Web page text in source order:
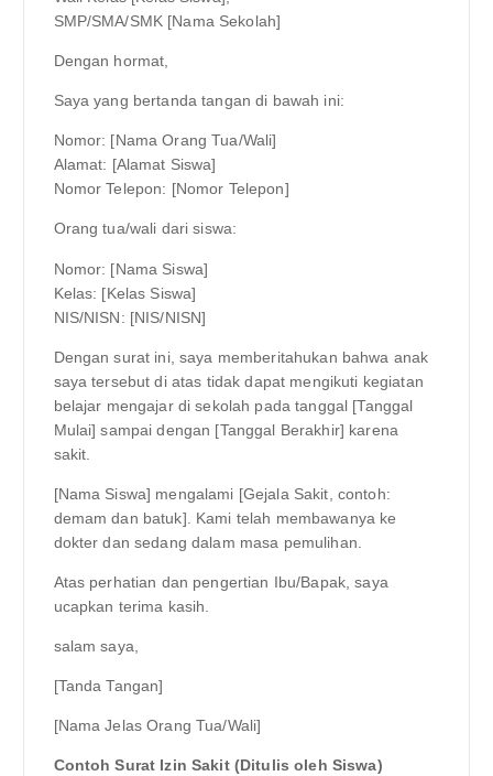
SMP/SMA/SMK [Nama Sekolah]
Dengan hormat,
Saya yang bertanda tangan di bawah ini:
Nomor: [Nama Orang Tua/Wali]
Alamat: [Alamat Siswa]
Nomor Telepon: [Nomor Telepon]
Orang tua/wali dari siswa:
Nomor: [Nama Siswa]
Kelas: [Kelas Siswa]
NIS/NISN: [NIS/NISN]
Dengan surat ini, saya memberitahukan bahwa anak
saya tersebut di atas tidak dapat mengikuti kegiatan
belajar mengajar di sekolah pada tanggal [Tanggal
Mulai] sampai dengan [Tanggal Berakhir] karena
sakit.
[Nama Siswa] mengalami [Gejala Sakit, contoh:
demam dan batuk]. Kami telah membawanya ke
dokter dan sedang dalam masa pemulihan.
Atas perhatian dan pengertian Ibu/Bapak, saya
ucapkan terima kasih.
salam saya,
[Tanda Tangan]
[Nama Jelas Orang Tua/Wali]
Contoh Surat Izin Sakit (Ditulis oleh Siswa)